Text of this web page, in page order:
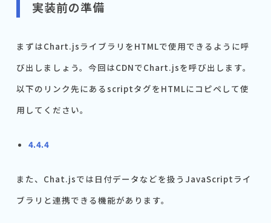
実装前の準備
まずはChart.jsライブラリをHTMLで使用できるように呼
び出しましょう。今回はCDNでChart.jsを呼び出します。
以下のリンク先にあるscriptタグをHTMLにコピペして使
用してください。
4.4.4
また、Chat.jsでは日付データなどを扱うJavaScriptライ
ブラリと連携できる機能があります。